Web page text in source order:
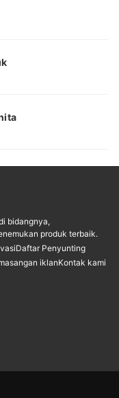
bidangnya,
produk terbaik.
Daftar Penyunting
iklanKontak kami